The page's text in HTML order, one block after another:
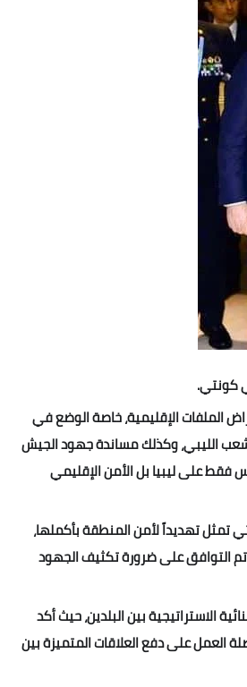
كونتي.
الملفات الإقليمية، خاصة الوضع في
الليبي، وكذلك مساندة جهود الجيش
فقط على ليبيا بل الأمن الإقليمي
تمثل تهديداً لأمن المنطقة بأكملها،
التوافق على ضرورة تكثيف الجهود
الاستراتيجية بين البلدين، حيث أكد
العمل على دفع العلاقات المتميزة بين